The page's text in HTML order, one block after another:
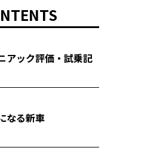
アック評価・試乗記
なる新車